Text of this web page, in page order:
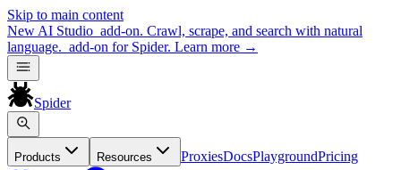
Skip to main content
New AI Studio add-on. Crawl, scrape, and search with natural
language. add-on for Spider. Learn more →
Spider
Products Resources ProxiesDocsPlaygroundPricing